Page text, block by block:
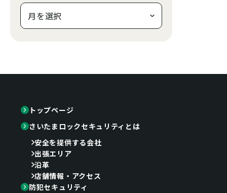
トップページ
さいたまロックセキュリティとは
安全を提供する会社
出張エリア
沿革
店舗情報・アクセス
防犯セキュリティ